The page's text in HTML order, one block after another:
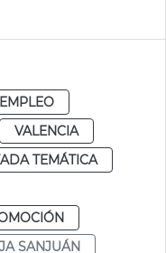
EMPLEO
VALENCIA
TEMÁTICA
SANJUÁN